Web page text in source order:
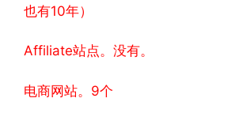
也有10年）
Affiliate站点。没有。
电商网站。9个